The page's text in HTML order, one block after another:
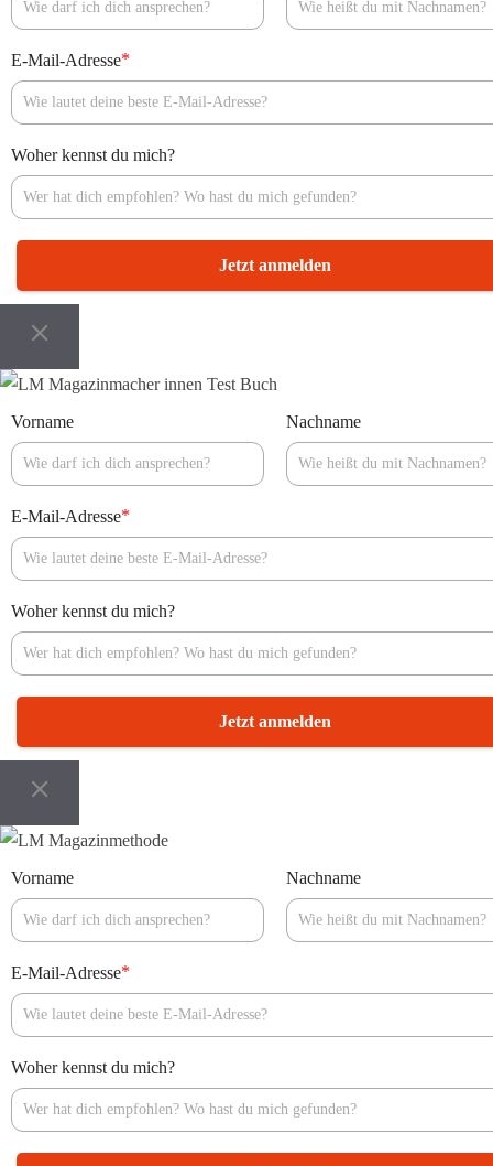
E-Mail-Adresse*
Woher kennst du mich?
Jetzt anmelden
Vorname Nachname
E-Mail-Adresse*
Woher kennst du mich?
Jetzt anmelden
Vorname Nachname
E-Mail-Adresse*
Woher kennst du mich?